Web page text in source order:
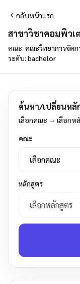
กลับหน้าแรก
สาขาวิชาคอมพิวเ
คณะ: คณะวิทยาการจัดก
ระดับ: bachelor
ค้นหา/เปลี่ยนหลั
เลือกคณะ → เลือกห
คณะ
หลักสูตร